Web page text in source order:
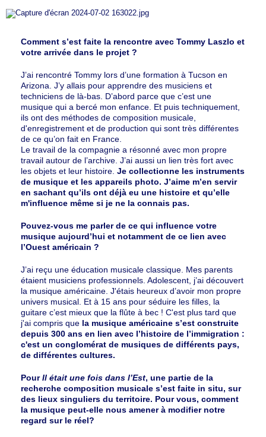
Comment s’est faite la rencontre avec Tommy Laszlo et
votre arrivée dans le projet ?
J’ai rencontré Tommy lors d’une formation à Tucson en
Arizona. J’y allais pour apprendre des musiciens et
techniciens de là-bas. D’abord parce que c’est une
musique qui a bercé mon enfance. Et puis techniquement,
ils ont des méthodes de composition musicale,
d'enregistrement et de production qui sont très différentes
de ce qu’on fait en France.
Le travail de la compagnie a résonné avec mon propre
travail autour de l’archive. J’ai aussi un lien très fort avec
les objets et leur histoire. Je collectionne les instruments
de musique et les appareils photo. J’aime m’en servir
en sachant qu’ils ont déjà eu une histoire et qu’elle
m'influence même si je ne la connais pas.
Pouvez-vous me parler de ce qui influence votre
musique aujourd’hui et notamment de ce lien avec
l’Ouest américain ?
J’ai reçu une éducation musicale classique. Mes parents
étaient musiciens professionnels. Adolescent, j’ai découvert
la musique américaine. J'étais heureux d’avoir mon propre
univers musical. Et à 15 ans pour séduire les filles, la
guitare c’est mieux que la flûte à bec ! C'est plus tard que
j'ai compris que la musique américaine s’est construite
depuis 300 ans en lien avec l’histoire de l’immigration :
c'est un conglomérat de musiques de différents pays,
de différentes cultures.
PourIl était une fois dans l’Est, une partie de la
recherche composition musicale s’est faite in situ, sur
des lieux singuliers du territoire. Pour vous, comment
la musique peut-elle nous amener à modifier notre
regard sur le réel?